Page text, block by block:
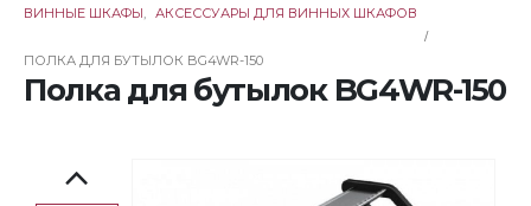
ВИННЫЕ ШКАФЫ, АКСЕССУАРЫ ДЛЯ ВИННЫХ ШКАФОВ
ПОЛКА ДЛЯ БУТЫЛОК BG4WR-150
Полка для бутылок BG4WR-150